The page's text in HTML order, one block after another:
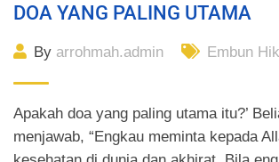
DOA YANG PALING UTAMA
By arrohmah.admin Embun
Apakah doa yang paling utama itu?’
menjawab, “Engkau meminta kepada